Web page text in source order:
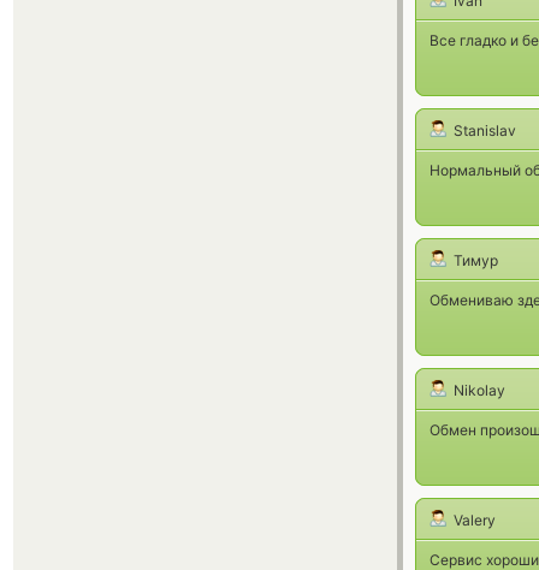
Все гладко и
Stanislav
Нормальный
Тимур
Обмениваю
Nikolay
Обмен
Valery
Сервис